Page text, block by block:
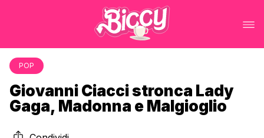
POP
Giovanni Ciacci stronca Lady
Gaga, Madonna e Malgioglio